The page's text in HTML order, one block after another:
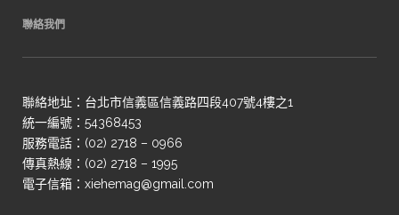
聯絡我們
聯絡地址：台北市信義區信義路四段407號4樓之1
統一編號：54368453
服務電話：(02) 2718 – 0966
傳真熱線：(02) 2718 – 1995
電子信箱：xiehemag@gmail.com